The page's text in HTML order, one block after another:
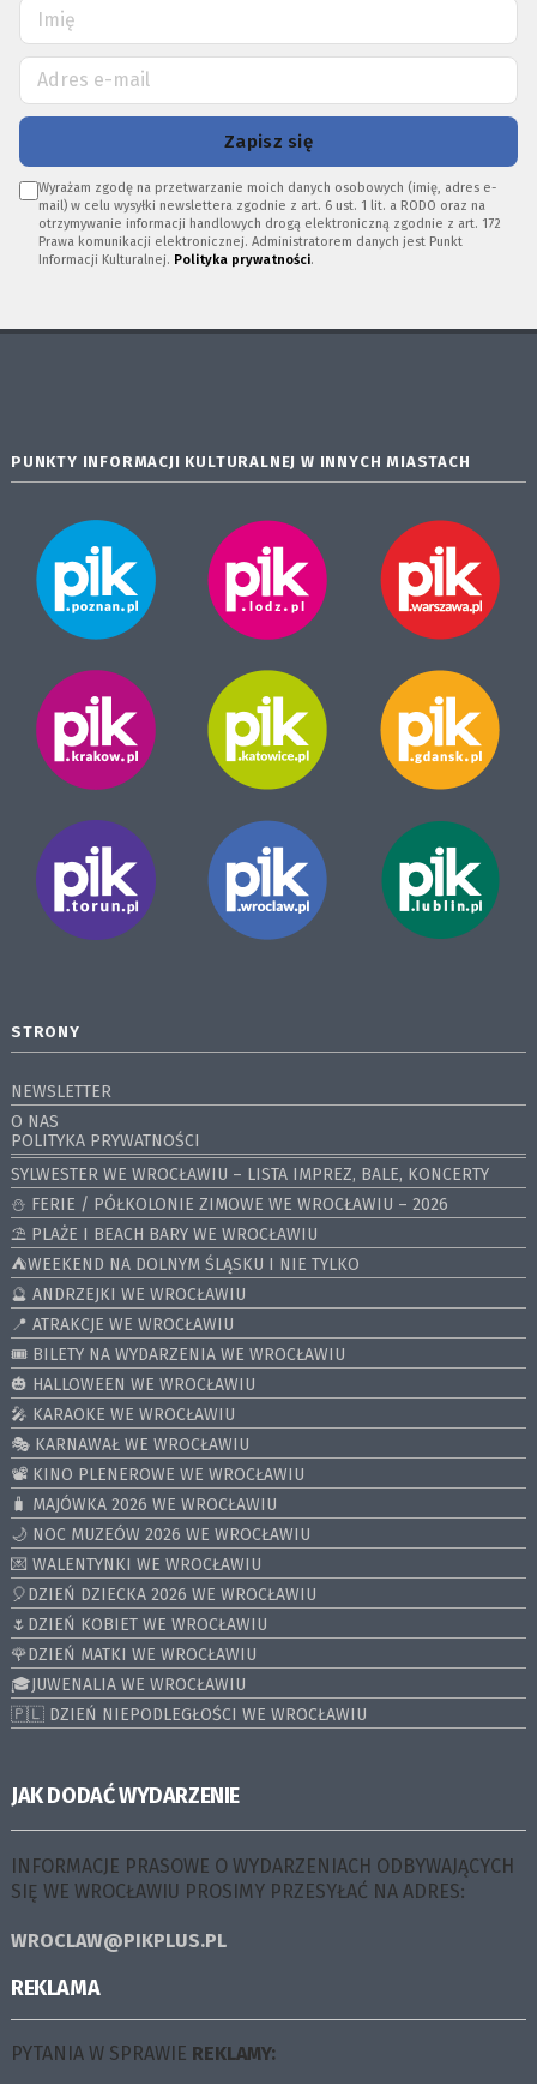
Zapisz się
Wyrażam zgodę na przetwarzanie moich danych osobowych (imię, adres e-
mail) w celu wysyłki newslettera zgodnie z art. 6 ust. 1 lit. a RODO oraz na
otrzymywanie informacji handlowych drogą elektroniczną zgodnie z art. 172
Prawa komunikacji elektronicznej. Administratorem danych jest Punkt
Informacji Kulturalnej. Polityka prywatności.
PUNKTY INFORMACJI KULTURALNEJ W INNYCH MIASTACH
STRONY
NEWSLETTER
O NAS
POLITYKA PRYWATNOŚCI
SYLWESTER WE WROCŁAWIU – LISTA IMPREZ, BALE, KONCERTY
⛄️ FERIE / PÓŁKOLONIE ZIMOWE WE WROCŁAWIU – 2026
⛱️ PLAŻE I BEACH BARY WE WROCŁAWIU
⛺️WEEKEND NA DOLNYM ŚLĄSKU I NIE TYLKO
🔮 ANDRZEJKI WE WROCŁAWIU
📍 ATRAKCJE WE WROCŁAWIU
🎟️ BILETY NA WYDARZENIA WE WROCŁAWIU
🎃 HALLOWEEN WE WROCŁAWIU
🎤 KARAOKE WE WROCŁAWIU
🎭 KARNAWAŁ WE WROCŁAWIU
📽️ KINO PLENEROWE WE WROCŁAWIU
🧳 MAJÓWKA 2026 WE WROCŁAWIU
🌙 NOC MUZEÓW 2026 WE WROCŁAWIU
💌 WALENTYNKI WE WROCŁAWIU
🎈DZIEŃ DZIECKA 2026 WE WROCŁAWIU
🌷DZIEŃ KOBIET WE WROCŁAWIU
🌹DZIEŃ MATKI WE WROCŁAWIU
🎓JUWENALIA WE WROCŁAWIU
🇵🇱 DZIEŃ NIEPODLEGŁOŚCI WE WROCŁAWIU
JAK DODAĆ WYDARZENIE
INFORMACJE PRASOWE O WYDARZENIACH ODBYWAJĄCYCH
SIĘ WE WROCŁAWIU PROSIMY PRZESYŁAĆ NA ADRES:
WROCLAW@PIKPLUS.PL
REKLAMA
PYTANIA W SPRAWIE REKLAMY: